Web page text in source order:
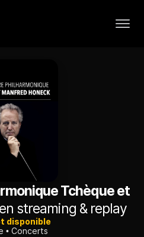
Tchèque et
streaming & replay
disponible
Concerts